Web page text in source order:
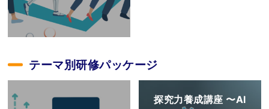
テーマ別研修パッケージ
探究力養成講座 〜AI